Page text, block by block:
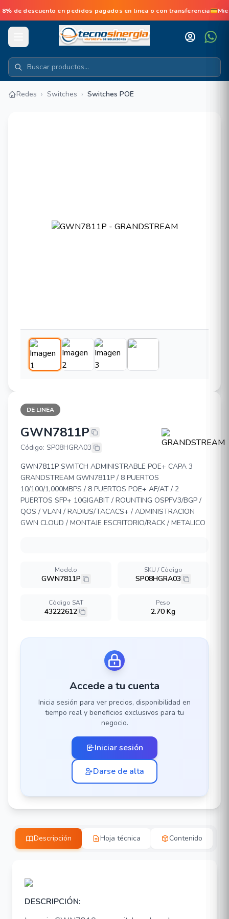
de descuento en pedidos pagados en linea o con
Redes › Switches › Switches POE
DE LINEA
GRANDSTREAM GWN7811P
GWN7811P
Código: SP08HGRA03
GWN7811P SWITCH ADMINISTRABLE POE+ CAPA 3
GRANDSTREAM GWN7811P / 8 PUERTOS
10/100/1,000MBPS / 8 PUERTOS POE+ AF/AT / 2
PUERTOS SFP+ 10GIGABIT / ROUNTING OSPFV3/BGP /
QOS / VLAN / RADIUS/TACACS+ / ADMINISTRACION
GWN CLOUD / MONTAJE ESCRITORIO/RACK / METALICO
Modelo
GWN7811P
SKU / Código
SP08HGRA03
Código SAT
43222612
Peso
2.70 Kg
Accede a tu cuenta
Inicia sesión para ver precios, disponibilidad en
tiempo real y beneficios exclusivos para tu
negocio.
Iniciar sesión
Darse de alta
Descripción Hoja técnica Contenido
DESCRIPCIÓN: